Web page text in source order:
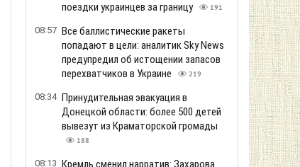
поездки украинцев за границу
191
08:57 Все баллистические ракеты
попадают в цели: аналитик Sky News
предупредил об истощении запасов
перехватчиков в Украине
219
08:34 Принудительная эвакуация в
Донецкой области: более 500 детей
вывезут из Краматорской громады
188
08:13 Кремль сменил нарратив: Захарова